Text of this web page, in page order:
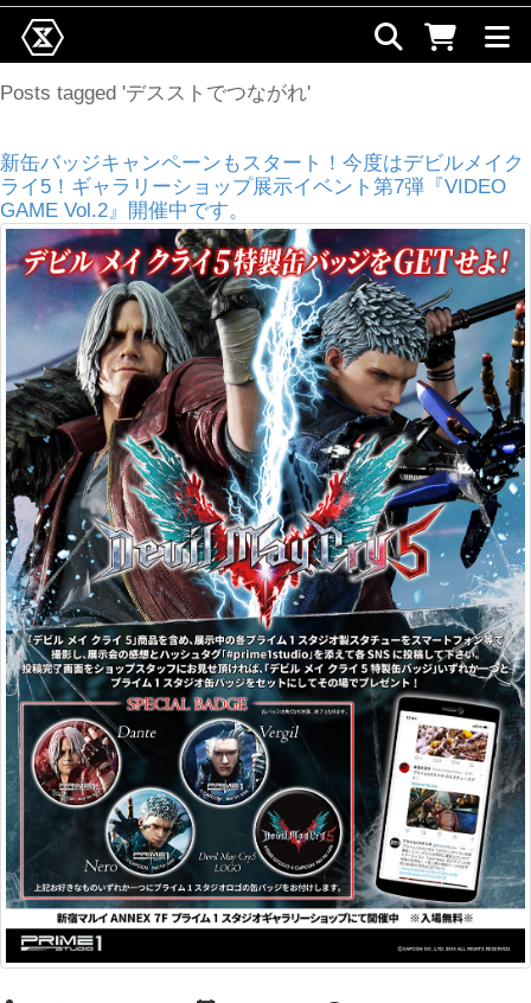
Posts tagged 'デスストでつながれ'
新缶バッジキャンペーンもスタート！今度はデビルメイク
ライ5！ギャラリーショップ展示イベント第7弾『VIDEO
GAME Vol.2』開催中です。